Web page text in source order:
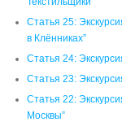
Статья 25:
в Клённиках”
Статья 24:
Статья 23:
Статья 22:
Москвы”